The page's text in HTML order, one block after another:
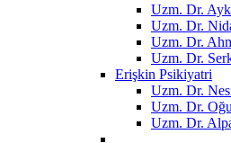
Uzm. Dr.
Uzm. Dr.
Uzm. Dr.
Uzm. Dr.
Erişkin Psikiyatri
Uzm. Dr.
Uzm. Dr.
Uzm. Dr.